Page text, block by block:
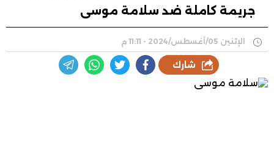
جريمة كاملة ضد سلامة موسى
الإثنين 05/أغسطس/2024 - 11:11 م
شارك